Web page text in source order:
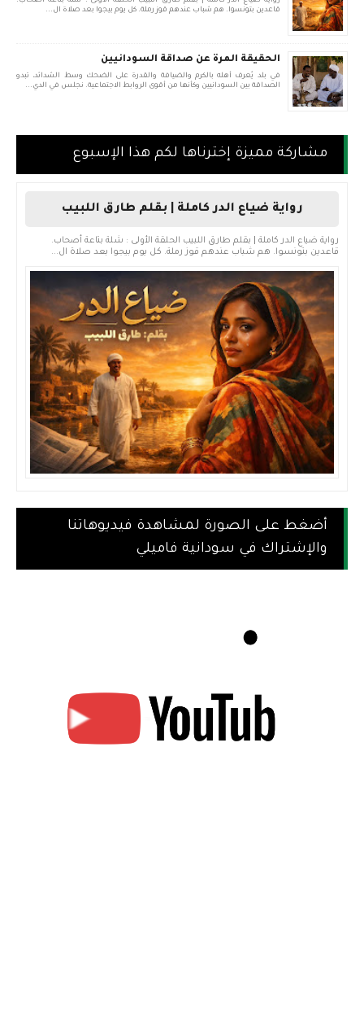
قاعدين بتونسوا. هم شباب عندهم قوز رملة. كل يوم بيجوا بعد صلاة ال...
الحقيقة المرة عن صداقة السودانيين
في بلد يُعرف أهله بالكرم والضيافة والقدرة على الضحك وسط الشدائد، تبدو
الصداقة بين السودانيين وكأنها من أقوى الروابط الاجتماعية. نجلس في الدي...
مشاركة مميزة إخترناها لكم هذا الإسبوع
رواية ضياع الدر كاملة | بقلم طارق اللبيب
رواية ضياع الدر كاملة | بقلم طارق اللبيب الحلقة الأولى : شلة بتاعة أصحاب.
قاعدين بتونسوا. هم شباب عندهم قوز رملة. كل يوم بيجوا بعد صلاة ال...
أضغط على الصورة لمشاهدة فيديوهاتنا
والإشتراك في سودانية فاميلي